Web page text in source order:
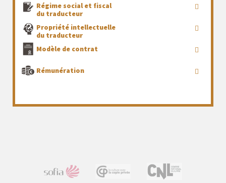
Régime social et fiscal
du traducteur
Propriété intellectuelle
du traducteur
Modèle de contrat
Rémunération